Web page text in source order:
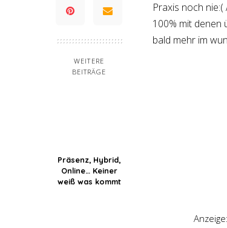
WEITERE
BEITRÄGE
Präsenz, Hybrid,
Online… Keiner
weiß was kommt
Praxis noch
100% mit denen
bald mehr im